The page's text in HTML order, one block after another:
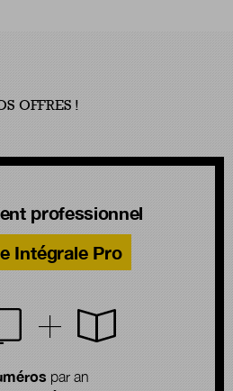
OFFRES !
professionnel
Intégrale Pro
par an